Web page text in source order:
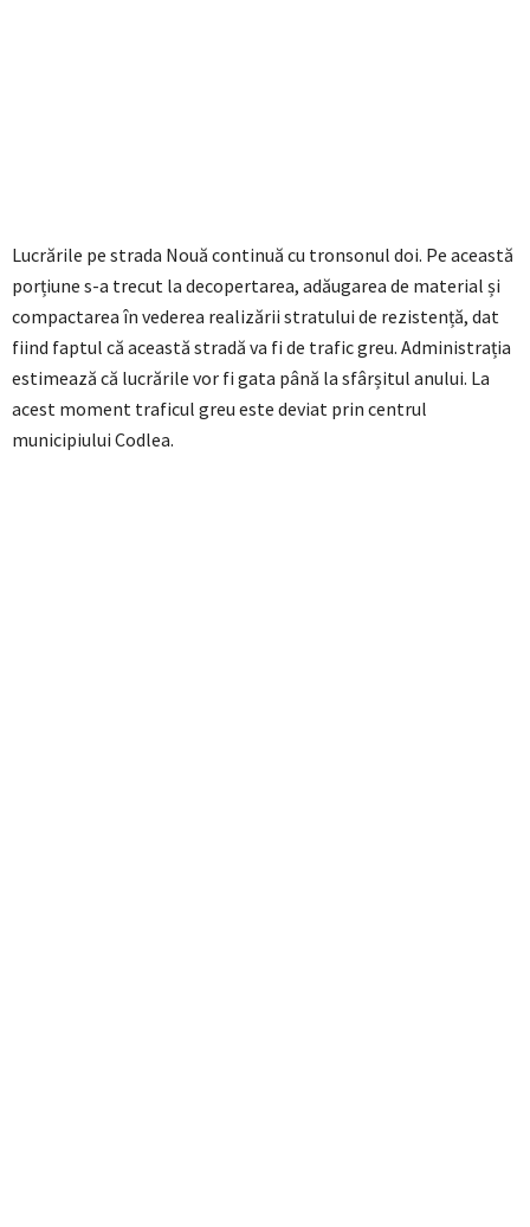
Lucrările pe strada Nouă continuă cu tronsonul doi. Pe această
porțiune s-a trecut la decopertarea, adăugarea de material și
compactarea în vederea realizării stratului de rezistență, dat
fiind faptul că această stradă va fi de trafic greu. Administrația
estimează că lucrările vor fi gata până la sfârșitul anului. La
acest moment traficul greu este deviat prin centrul
municipiului Codlea.